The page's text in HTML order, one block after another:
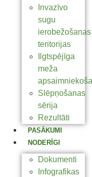
Invazīvo
sugu
ierobežošanas
teritorijas
Ilgtspējīga
meža
Slēpņošanas
sērija
Rezultāti
PASĀKUMI
NODERĪGI
Dokumenti
Infografikas